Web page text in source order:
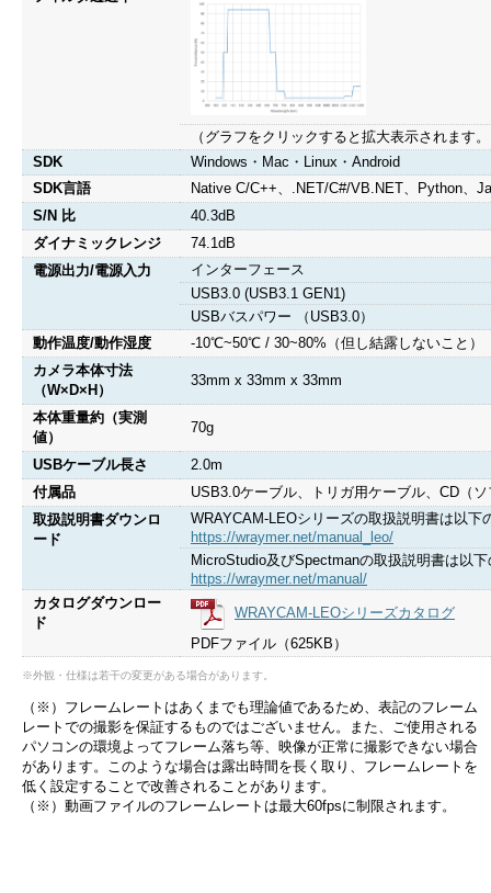
（グラフをクリックすると拡大表示されます
SDK
Windows・Mac・Linux・Android
SDK言語
Native C/C++、.NET/C#/VB.NET、Python、
S/N 比
40.3dB
ダイナミックレンジ
74.1dB
電源出力/電源入力
インターフェース
USB3.0 (USB3.1 GEN1)
USBバスパワー （USB3.0）
動作温度/動作湿度
-10℃~50℃ / 30~80%（但し結露しないこと）
カメラ本体寸法
（W×D×H）
33mm x 33mm x 33mm
本体重量約（実測
値）
70g
USBケーブル長さ
2.0m
付属品
USB3.0ケーブル、トリガ用ケーブル、CD（
取扱説明書ダウンロ
ード
WRAYCAM-LEOシリーズの取扱説明書は以下
https://wraymer.net/manual_leo/
MicroStudio及びSpectmanの取扱説明書は以
https://wraymer.net/manual/
カタログダウンロー
ド
WRAYCAM-LEOシリーズカタログ
PDFファイル（625KB）
※外観・仕様は若干の変更がある場合があります。
（※）フレームレートはあくまでも理論値であるため、表記のフレーム
レートでの撮影を保証するものではございません。また、ご使用される
パソコンの環境よってフレーム落ち等、映像が正常に撮影できない場合
があります。このような場合は露出時間を長く取り、フレームレートを
低く設定することで改善されることがあります。
（※）動画ファイルのフレームレートは最大60fpsに制限されます。